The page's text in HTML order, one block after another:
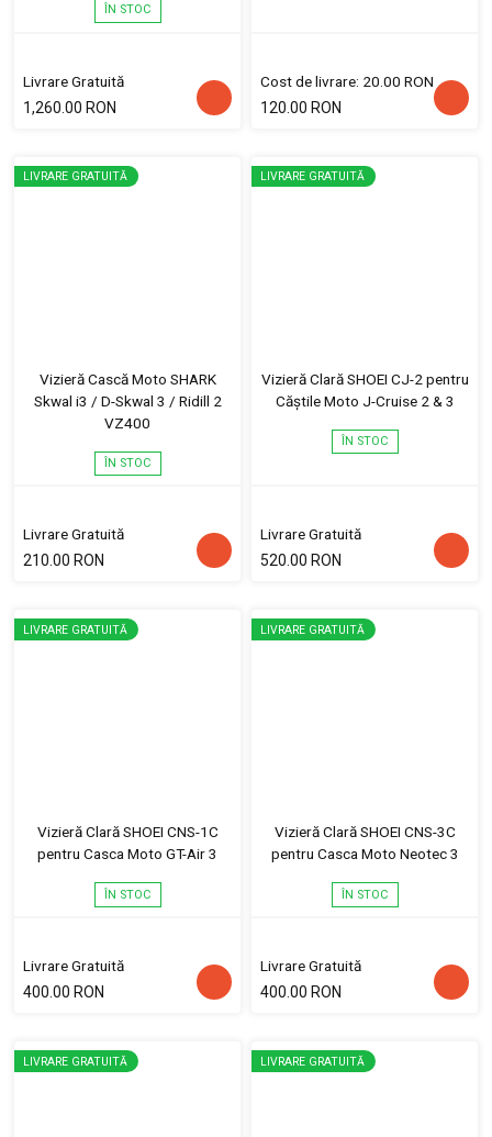
ÎN STOC
Livrare Gratuită
1,260.00 RON
Cost de livrare: 20.00 RON
120.00 RON
LIVRARE GRATUITĂ
Vizieră Cască Moto SHARK
Skwal i3 / D-Skwal 3 / Ridill 2
VZ400
ÎN STOC
Livrare Gratuită
210.00 RON
LIVRARE GRATUITĂ
Vizieră Clară SHOEI CJ-2 pentru
Căștile Moto J-Cruise 2 & 3
ÎN STOC
Livrare Gratuită
520.00 RON
LIVRARE GRATUITĂ
Vizieră Clară SHOEI CNS-1C
pentru Casca Moto GT-Air 3
ÎN STOC
Livrare Gratuită
400.00 RON
LIVRARE GRATUITĂ
Vizieră Clară SHOEI CNS-3C
pentru Casca Moto Neotec 3
ÎN STOC
Livrare Gratuită
400.00 RON
LIVRARE GRATUITĂ LIVRARE GRATUITĂ